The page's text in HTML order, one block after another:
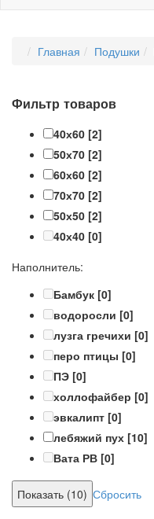
Главная Подушки
Фильтр товаров
40х60 [2]
50х70 [2]
60х60 [2]
70х70 [2]
50х50 [2]
40х40 [0]
Наполнитель:
Бамбук [0]
водоросли [0]
лузга гречихи [0]
перо птицы [0]
ПЭ [0]
холлофайбер [0]
эвкалипт [0]
лебяжий пух [10]
Вата РВ [0]
Сбросить